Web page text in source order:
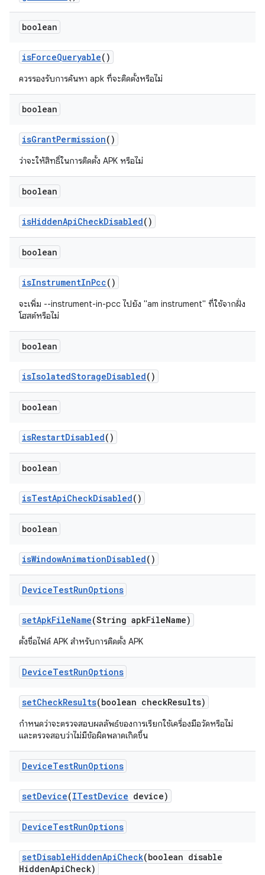
boolean
isForceQueryable()
ควรรองรับการค้นหา apk ที่จะติดตั้งหรือไม่
boolean
isGrantPermission()
ว่าจะให้สิทธิ์ในการติดตั้ง APK หรือไม่
boolean
isHiddenApiCheckDisabled()
boolean
isInstrumentInPcc()
จะเพิ่ม --instrument-in-pcc ไปยัง "am instrument" ที่ใช้จากฝั่ง
โฮสต์หรือไม่
boolean
isIsolatedStorageDisabled()
boolean
isRestartDisabled()
boolean
isTestApiCheckDisabled()
boolean
isWindowAnimationDisabled()
DeviceTestRunOptions
setApkFileName(String apkFileName)
ตั้งชื่อไฟล์ APK สำหรับการติดตั้ง APK
DeviceTestRunOptions
setCheckResults(boolean checkResults)
กำหนดว่าจะตรวจสอบผลลัพธ์ของการเรียกใช้เครื่องมือวัดหรือไม่
และตรวจสอบว่าไม่มีข้อผิดพลาดเกิดขึ้น
DeviceTestRunOptions
setDevice(ITestDevice device)
DeviceTestRunOptions
setDisableHiddenApiCheck(boolean disable
HiddenApiCheck)